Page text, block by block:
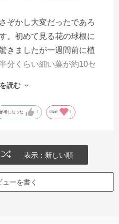
ぞかし大変だったであろ
。初めて見る花の球根に
きましたが一週間前に植
分くらい細い葉が約10セ
考になりました。今後の
な風にいくかは全く不確
親しんで来ましたので、
読む
参考になった 1 Like! 1
表示：新しい順
ューを書く